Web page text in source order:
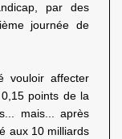
par des
journée de
vouloir affecter
points de la
mais... après
aux 10 milliards